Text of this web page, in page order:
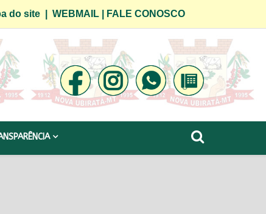
do site| WEBMAIL| FALE CONOSCO